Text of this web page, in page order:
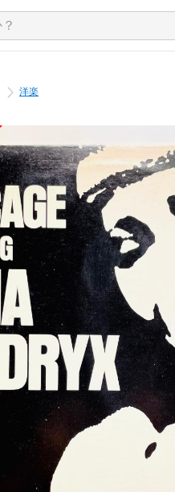
洋楽